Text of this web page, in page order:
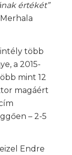
értékét”
több
a 2015-
mint 12
magáért
– 2-5
Endre